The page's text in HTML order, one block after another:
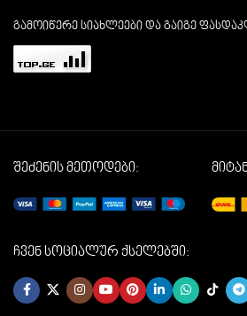
გამოიწერე სიახლეები და გაიგე
შეძენის მეთოდები:
ჩვენ სოციალურ ქსელებში: